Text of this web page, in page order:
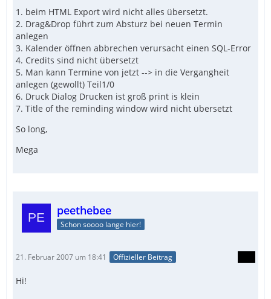
1. beim HTML Export wird nicht alles übersetzt.
2. Drag&Drop führt zum Absturz bei neuen Termin
anlegen
3. Kalender öffnen abbrechen verursacht einen SQL-Error
4. Credits sind nicht übersetzt
5. Man kann Termine von jetzt --> in die Vergangheit
anlegen (gewollt) Teil1/0
6. Druck Dialog Drucken ist groß print is klein
7. Title of the reminding window wird nicht übersetzt
So long,
Mega
peethebee
Schon soooo lange hier!
21. Februar 2007 um 18:41 Offizieller Beitrag
Hi!